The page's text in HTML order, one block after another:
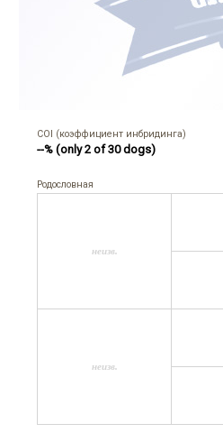
COI (коэффициент инбридинга)
--% (only 2 of 30 dogs)
Родословная
неизв.
неизв.